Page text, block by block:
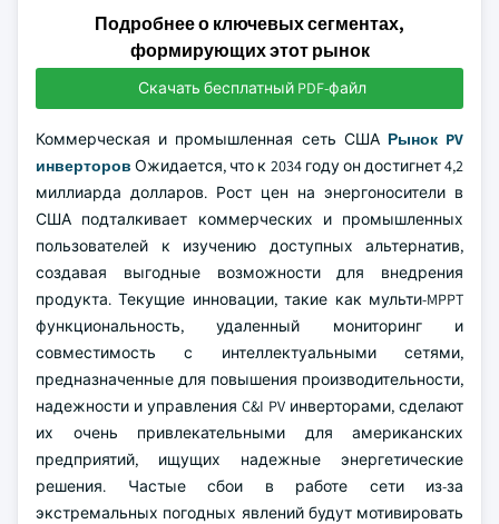
Подробнее о ключевых сегментах,
формирующих этот рынок
Скачать бесплатный PDF-файл
Коммерческая и промышленная сеть США Рынок PV
инверторов Ожидается, что к 2034 году он достигнет 4,2
миллиарда долларов. Рост цен на энергоносители в
США подталкивает коммерческих и промышленных
пользователей к изучению доступных альтернатив,
создавая выгодные возможности для внедрения
продукта. Текущие инновации, такие как мульти-MPPT
функциональность, удаленный мониторинг и
совместимость с интеллектуальными сетями,
предназначенные для повышения производительности,
надежности и управления C&I PV инверторами, сделают
их очень привлекательными для американских
предприятий, ищущих надежные энергетические
решения. Частые сбои в работе сети из-за
экстремальных погодных явлений будут мотивировать